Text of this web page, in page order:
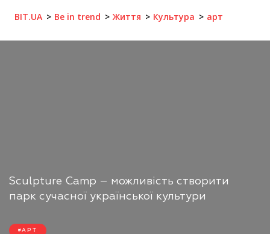
BIT.UA Be in trend Життя Культура арт
Sculpture Camp – можливість створити
парк сучасної української культури
АРТ